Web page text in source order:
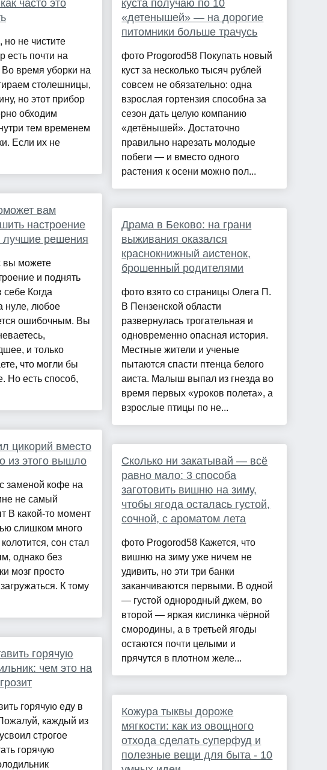
часто это
не чистите
есть почти на
Во время уборки на
столешницы,
но этот прибор
обходим
тем временем
Если их не
вам
настроение
лучшие решения
вы можете
и поднять
себе Когда
нуле, любое
ошибочным. Вы
и только
что могли бы
Но есть способ,
цикорий вместо
из этого вышло
заменой кофе на
не самый
В какой-то момент
слишком много
сон стал
однако без
мозг просто
К тому
горячую
чем это на
горячую еду в
каждый из
строгое
горячую
куста получаю по 10
«детенышей» — на дорогие
питомники больше трачусь
фото Progorod58 Покупать новый
куст за несколько тысяч рублей
совсем не обязательно: одна
взрослая гортензия способна за
сезон дать целую компанию
«детёнышей». Достаточно
правильно нарезать молодые
побеги — и вместо одного
растения к осени можно пол...
Драма в Беково: на грани
выживания оказался
краснокнижный аистенок,
брошенный родителями
фото взято со страницы Олега П.
В Пензенской области
развернулась трогательная и
одновременно опасная история.
Местные жители и ученые
пытаются спасти птенца белого
аиста. Малыш выпал из гнезда во
время первых «уроков полета», а
взрослые птицы по не...
Сколько ни закатывай — всё
равно мало: 3 способа
заготовить вишню на зиму,
чтобы ягода осталась густой,
сочной, с ароматом лета
фото Progorod58 Кажется, что
вишню на зиму уже ничем не
удивить, но эти три банки
заканчиваются первыми. В одной
— густой однородный джем, во
второй — яркая кислинка чёрной
смородины, а в третьей ягоды
остаются почти целыми и
прячутся в плотном желе...
Кожура тыквы дороже
мягкости: как из овощного
отхода сделать суперфуд и
полезные вещи для быта - 10